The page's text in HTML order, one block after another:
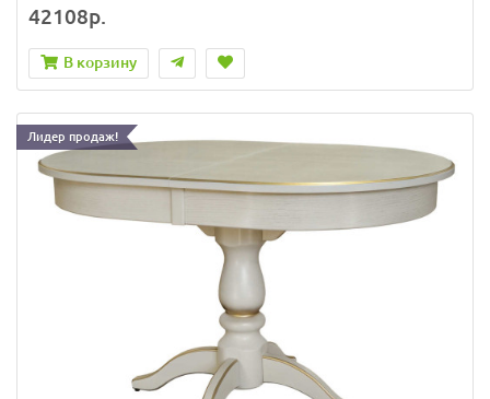
42108р.
В корзину
Лидер продаж!